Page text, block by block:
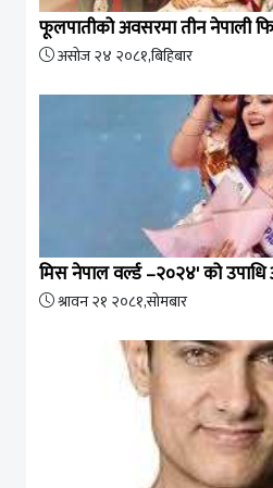
फूलपातीको अवसरमा तीन नेपाली
असोज २४ २०८१,बिहिबार
मिस नेपाल वर्ल्ड –२०२४' को
श्रावन २१ २०८१,सोमबार